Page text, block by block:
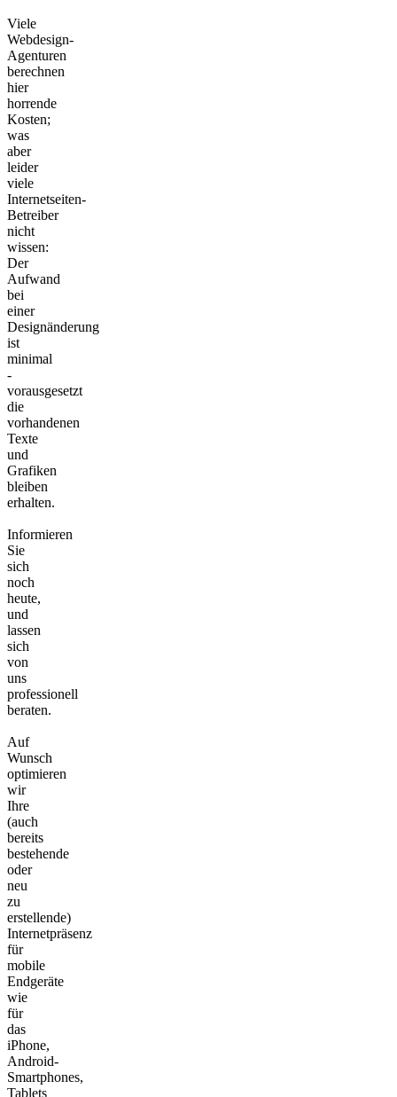
Viele
Webdesign-
Agenturen
berechnen
hier
horrende
Kosten;
was
aber
leider
viele
Internetseiten-
Betreiber
nicht
wissen:
Der
Aufwand
bei
einer
Designänderung
ist
minimal
-
vorausgesetzt
die
vorhandenen
Texte
und
Grafiken
bleiben
erhalten.
Informieren
Sie
sich
noch
heute,
und
lassen
sich
von
uns
professionell
beraten.
Auf
Wunsch
optimieren
wir
Ihre
(auch
bereits
bestehende
oder
neu
zu
erstellende)
Internetpräsenz
für
mobile
Endgeräte
wie
für
das
iPhone,
Android-
Smartphones,
Tablets